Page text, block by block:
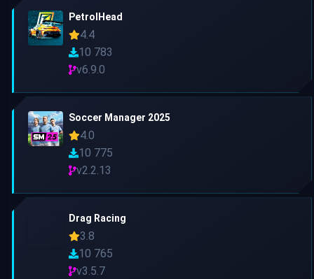
PetrolHead
4.4
10 783
v6.9.0
Soccer Manager 2025
4.0
10 775
v2.2.13
Drag Racing
3.8
10 765
v3.5.7